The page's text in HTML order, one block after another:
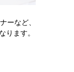
ーなど、
ります。